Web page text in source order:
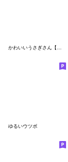
ゆるいウツボ